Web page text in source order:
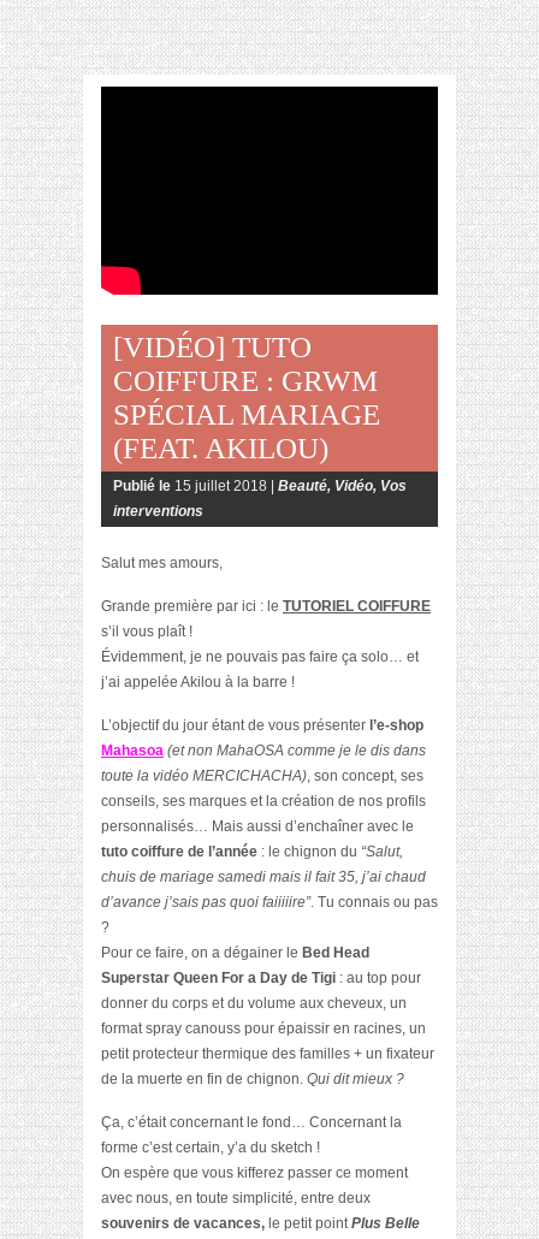
[VIDÉO] TUTO
COIFFURE : GRWM
SPÉCIAL MARIAGE
(FEAT. AKILOU)
Publié le 15 juillet 2018 | Beauté, Vidéo, Vos
interventions
Salut mes amours,
Grande première par ici : le TUTORIEL COIFFURE
s’il vous plaît !
Évidemment, je ne pouvais pas faire ça solo… et
j’ai appelée Akilou à la barre !
L’objectif du jour étant de vous présenter l’e-shop
Mahasoa (et non MahaOSA comme je le dis dans
toute la vidéo MERCICHACHA), son concept, ses
conseils, ses marques et la création de nos profils
personnalisés… Mais aussi d’enchaîner avec le
tuto coiffure de l’année : le chignon du “Salut,
chuis de mariage samedi mais il fait 35, j’ai chaud
d’avance j’sais pas quoi faiiiiire”. Tu connais ou pas
?
Pour ce faire, on a dégainer le Bed Head
Superstar Queen For a Day de Tigi : au top pour
donner du corps et du volume aux cheveux, un
format spray canouss pour épaissir en racines, un
petit protecteur thermique des familles + un fixateur
de la muerte en fin de chignon. Qui dit mieux ?
Ça, c’était concernant le fond… Concernant la
forme c’est certain, y’a du sketch !
On espère que vous kifferez passer ce moment
avec nous, en toute simplicité, entre deux
souvenirs de vacances, le petit pointPlus Belle